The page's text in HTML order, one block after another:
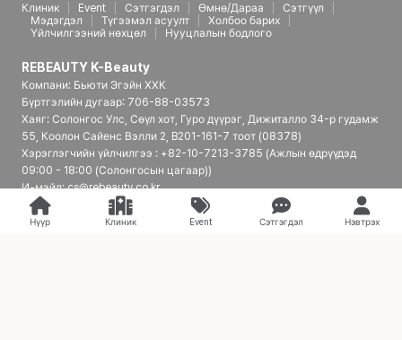
Клиник Event Сэтгэгдэл Өмнө/Дараа
Сэтгүүл
Мэдэгдэл
Түгээмэл асуулт
Холбоо барих
Үйлчилгээний нөхцөл
Нууцлалын бодлого
REBEAUTY K-Beauty
Компани: Бьюти Эгэйн ХХК
Бүртгэлийн дугаар: 706-88-03573
Хаяг: Солонгос Улс, Сөүл хот, Гуро дүүрэг, Дижиталло 34-р гудамж
55, Коолон Сайенс Вэлли 2, B201-161-7 тоот (08378)
Хэрэглэгчийн үйлчилгээ : +82-10-7213-3785 (Ажлын өдрүүдэд
09:00 - 18:00 (Солонгосын цагаар))
И-мэйл: cs@rebeauty.co.kr
REBEAUTY K-Beauty | Япон үйлчлүүлэгчдэд зориулсан Солонгосын
гоо сайхны эмнэлгийн платформ
Нүүр Клиник Event Сэтгэгдэл Нэвтрэх